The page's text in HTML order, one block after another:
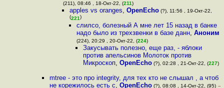
(211), 08:46 , 18-Окт-22, (211)
apples vs oranges,OpenEcho (?), 11:56 , 19-Окт-22,
(221)
слилсо, болезный А мне лет 15 назад в банке
надо было из трехзвенки в базе данн, Аноним
(224), 20:29 , 20-Окт-22, (224)
Закусывать полезно, еще раз, - яблоки
против апельсинов Молоток против
Микроскоп, OpenEcho(?), 02:28 , 21-Окт-22, (227)
mtree - это про integrity, для тех кто не слышал , а чтоб
не корежилось есть c,OpenEcho (?), 08:08 , 14-Окт-22, (95) –